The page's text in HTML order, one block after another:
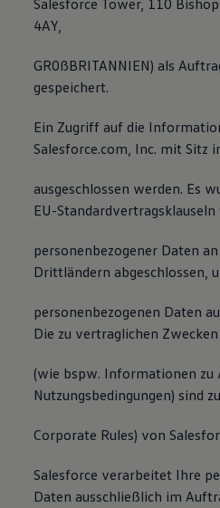
Salesforce Tower, 110
4AY,
GR0ßBRITANNIEN) als
gespeichert.
Ein Zugriff auf die
Salesforce.com, Inc. mit Sitz
ausgeschlossen werden. Es
EU-
personenbezogener Daten
Drittländern abgeschlossen,
personenbezogenen Daten
Die zu vertraglichen
(wie bspw. Informationen zu
Nutzungsbedingungen) sind
Corporate Rules) von
Salesforce verarbeitet Ihre
Daten ausschließlich im